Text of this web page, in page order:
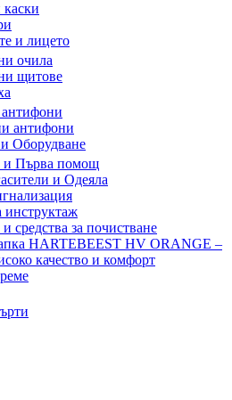
и лицето
очила
щитове
антифони
Оборудване
и Първа помощ
и Одеяла
инструктаж
средства за почистване